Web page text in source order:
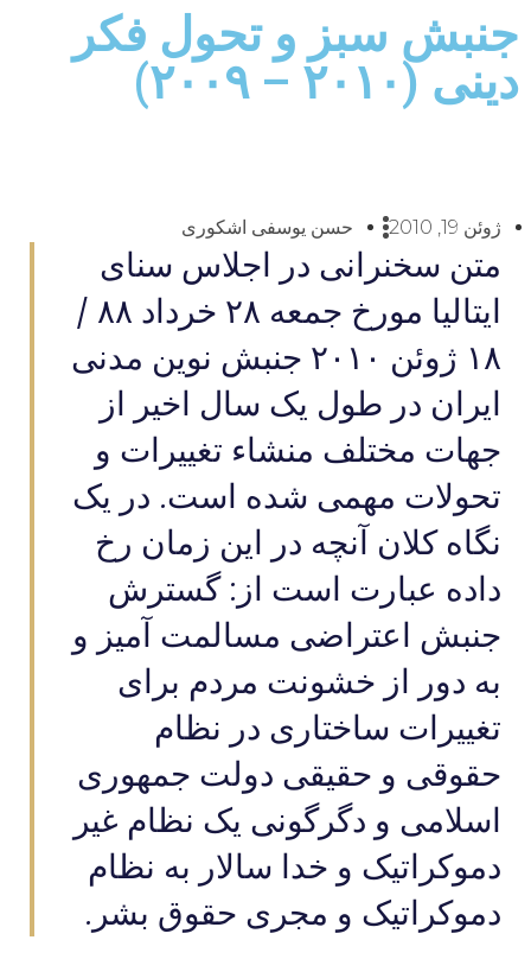
جنبش سبز و تحول فکر
دینی (۲۰۱۰ – ۲۰۰۹)
ژوئن 19, 2010 حسن یوسفی اشکوری
متن سخنرانی در اجلاس سنای
ایتالیا مورخ جمعه ۲۸ خرداد ۸۸ /
۱۸ ژوئن ۲۰۱۰ جنبش نوین مدنی
ایران در طول یک سال اخیر از
جهات مختلف منشاء تغییرات و
تحولات مهمی شده است. در یک
نگاه کلان آنچه در این زمان رخ
داده عبارت است از: گسترش
جنبش اعتراضی مسالمت آمیز و
به دور از خشونت مردم برای
تغییرات ساختاری در نظام
حقوقی و حقیقی دولت جمهوری
اسلامی و دگرگونی یک نظام غیر
دموکراتیک و خدا سالار به نظام
دموکراتیک و مجری حقوق بشر.